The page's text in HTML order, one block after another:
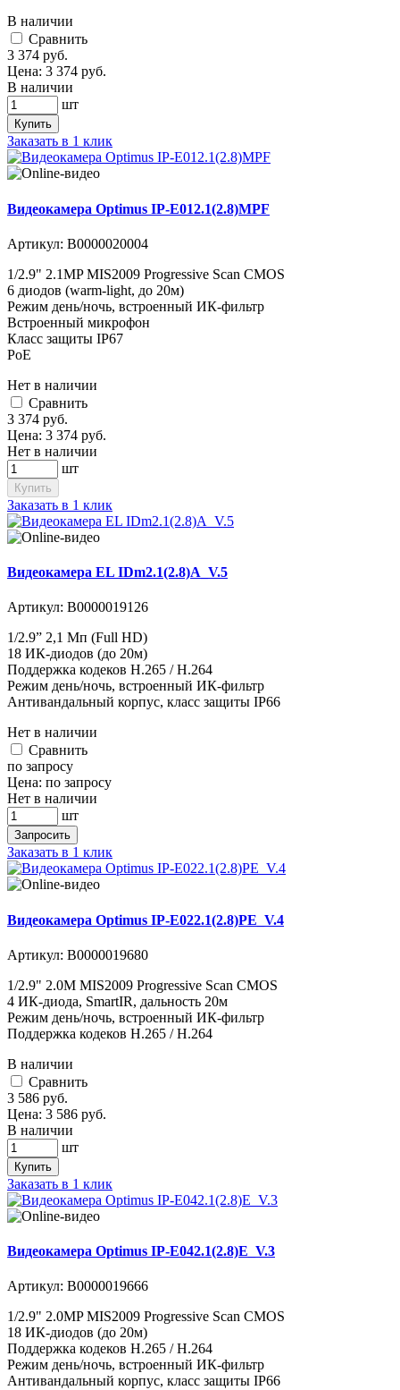
В наличии
Cравнить
3 374 руб.
Цена: 3 374 руб.
В наличии
шт
Купить
Заказать в 1 клик
Видеокамера Optimus IP-E012.1(2.8)MPF
Артикул: В0000020004
1/2.9" 2.1MP MIS2009 Progressive Scan CMOS
6 диодов (warm-light, до 20м)
Режим день/ночь, встроенный ИК-фильтр
Встроенный микрофон
Класс защиты IР67
PoE
Нет в наличии
Cравнить
3 374 руб.
Цена: 3 374 руб.
Нет в наличии
шт
Купить
Заказать в 1 клик
Видеокамера EL IDm2.1(2.8)A_V.5
Артикул: В0000019126
1/2.9” 2,1 Мп (Full HD)
18 ИК-диодов (до 20м)
Поддержка кодеков H.265 / H.264
Режим день/ночь, встроенный ИК-фильтр
Антивандальный корпус, класс защиты IР66
Нет в наличии
Cравнить
по запросу
Цена: по запросу
Нет в наличии
шт
Запросить
Заказать в 1 клик
Видеокамера Optimus IP-E022.1(2.8)PE_V.4
Артикул: В0000019680
1/2.9" 2.0M MIS2009 Progressive Scan CMOS
4 ИК-диода, SmartIR, дальность 20м
Режим день/ночь, встроенный ИК-фильтр
Поддержка кодеков H.265 / H.264
В наличии
Cравнить
3 586 руб.
Цена: 3 586 руб.
В наличии
шт
Купить
Заказать в 1 клик
Видеокамера Optimus IP-E042.1(2.8)E_V.3
Артикул: В0000019666
1/2.9" 2.0MP MIS2009 Progressive Scan CMOS
18 ИК-диодов (до 20м)
Поддержка кодеков H.265 / H.264
Режим день/ночь, встроенный ИК-фильтр
Антивандальный корпус, класс защиты IР66